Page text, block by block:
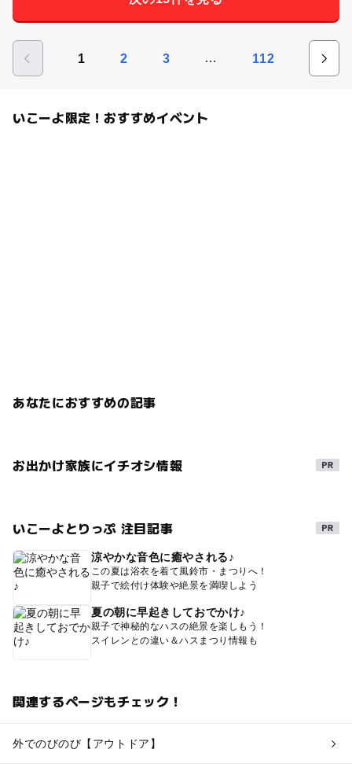
1 2 3 … 112
いこーよ限定！おすすめイベント
あなたにおすすめの記事
お出かけ家族にイチオシ情報
いこーよとりっぷ 注目記事
涼やかな音色に癒やされる♪
この夏は浴衣を着て風鈴市・まつりへ！
親子で絵付け体験や絶景を満喫しよう
夏の朝に早起きしておでかけ♪
親子で神秘的なハスの絶景を楽しもう！
スイレンとの違い＆ハスまつり情報も
関連するページもチェック！
外でのびのび【アウトドア】